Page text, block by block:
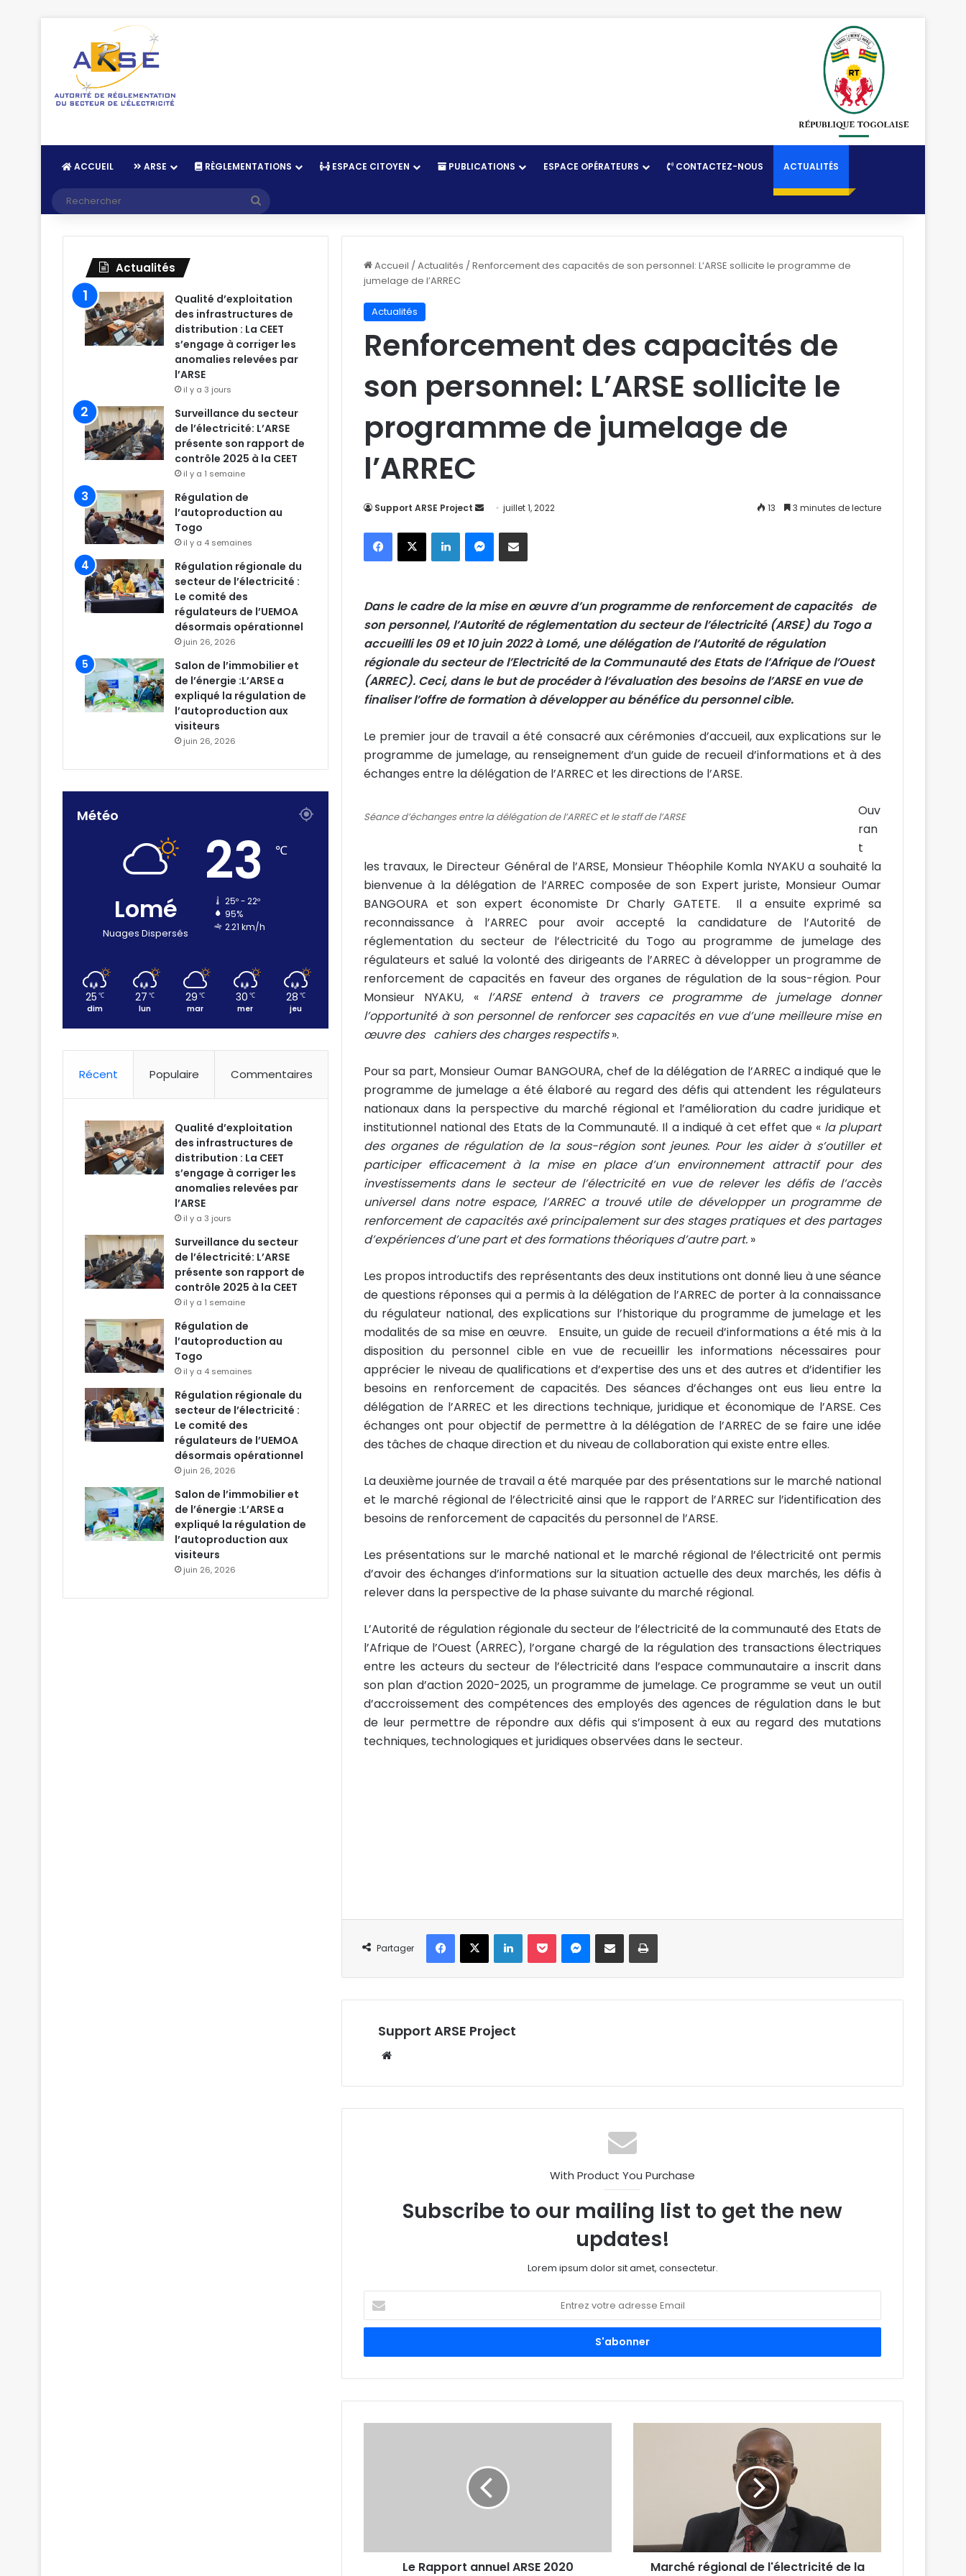
ACCUEIL ARSE RÈGLEMENTATIONS ESPACE CITOYEN PUBLICATIONS ESPACE OPÉRATEURS CONTACTEZ-NOUS ACTUALITÉS
Accueil /Actualités /Renforcement des capacités de son personnel: L’ARSE sollicite le programme de
jumelage de l’ARREC
Actualités
Renforcement des capacités de
son personnel: L’ARSE sollicite le
programme de jumelage de
l’ARREC
Support ARSE Project
v
o
r
u
n
c
o
u
r
i
e
juillet 1, 2022 13 3 minutes de lecture
X Linkedin
Dans le cadre de la mise en œuvre d’un programme de renforcement de capacités de
son personnel, l’Autorité de réglementation du secteur de l’électricité (ARSE) du Togo a
accueilli les 09 et 10 juin 2022 à Lomé, une délégation de l’Autorité de régulation
régionale du secteur de l’Electricité de la Communauté des Etats de l’Afrique de l’Ouest
(ARREC). Ceci, dans le but de procéder à l’évaluation des besoins de l’ARSE en vue de
finaliser l’offre de formation à développer au bénéfice du personnel cible.
Le premier jour de travail a été consacré aux cérémonies d’accueil, aux explications sur le
programme de jumelage, au renseignement d’un guide de recueil d’informations et à des
échanges entre la délégation de l’ARREC et les directions de l’ARSE.
Séance d’échanges entre la délégation de l’ARREC et le staff de l’ARSE
Ouv
ran
t
les travaux, le Directeur Général de l’ARSE, Monsieur Théophile Komla NYAKU a souhaité la
bienvenue à la délégation de l’ARREC composée de son Expert juriste, Monsieur Oumar
BANGOURA et son expert économiste Dr Charly GATETE. Il a ensuite exprimé sa
reconnaissance à l’ARREC pour avoir accepté la candidature de l’Autorité de
réglementation du secteur de l’électricité du Togo au programme de jumelage des
régulateurs et salué la volonté des dirigeants de l’ARREC à développer un programme de
renforcement de capacités en faveur des organes de régulation de la sous-région. Pour
Monsieur NYAKU, « l’ARSE entend à travers ce programme de jumelage donner
l’opportunité à son personnel de renforcer ses capacités en vue d’une meilleure mise en
œuvre des cahiers des charges respectifs».
Pour sa part, Monsieur Oumar BANGOURA, chef de la délégation de l’ARREC a indiqué que le
programme de jumelage a été élaboré au regard des défis qui attendent les régulateurs
nationaux dans la perspective du marché régional et l’amélioration du cadre juridique et
institutionnel national des Etats de la Communauté. Il a indiqué à cet effet que « la plupart
des organes de régulation de la sous-région sont jeunes. Pour les aider à s’outiller et
participer efficacement à la mise en place d’un environnement attractif pour des
investissements dans le secteur de l’électricité en vue de relever les défis de l’accès
universel dans notre espace, l’ARREC a trouvé utile de développer un programme de
renforcement de capacités axé principalement sur des stages pratiques et des partages
d’expériences d’une part et des formations théoriques d’autre part. »
Les propos introductifs des représentants des deux institutions ont donné lieu à une séance
de questions réponses qui a permis à la délégation de l’ARREC de porter à la connaissance
du régulateur national, des explications sur l’historique du programme de jumelage et les
modalités de sa mise en œuvre. Ensuite, un guide de recueil d’informations a été mis à la
disposition du personnel cible en vue de recueillir les informations nécessaires pour
apprécier le niveau de qualifications et d’expertise des uns et des autres et d’identifier les
besoins en renforcement de capacités. Des séances d’échanges ont eus lieu entre la
délégation de l’ARREC et les directions technique, juridique et économique de l’ARSE. Ces
échanges ont pour objectif de permettre à la délégation de l’ARREC de se faire une idée
des tâches de chaque direction et du niveau de collaboration qui existe entre elles.
La deuxième journée de travail a été marquée par des présentations sur le marché national
et le marché régional de l’électricité ainsi que le rapport de l’ARREC sur l’identification des
besoins de renforcement de capacités du personnel de l’ARSE.
Les présentations sur le marché national et le marché régional de l’électricité ont permis
d’avoir des échanges d’informations sur la situation actuelle des deux marchés, les défis à
relever dans la perspective de la phase suivante du marché régional.
L’Autorité de régulation régionale du secteur de l’électricité de la communauté des Etats de
l’Afrique de l’Ouest (ARREC), l’organe chargé de la régulation des transactions électriques
entre les acteurs du secteur de l’électricité dans l’espace communautaire a inscrit dans
son plan d’action 2020-2025, un programme de jumelage. Ce programme se veut un outil
d’accroissement des compétences des employés des agences de régulation dans le but
de leur permettre de répondre aux défis qui s’imposent à eux au regard des mutations
techniques, technologiques et juridiques observées dans le secteur.
Partager
X Linkedin
Support ARSE Project
sit
e
With Product You Purchase
Subscribe to our mailing list to get the new
updates!
Lorem ipsum dolor sit amet, consectetur.
t
e
o
e
Le Rapport annuel ARSE 2020
Marché régional de l'électricité de la
Actualités
Qualité d’exploitation
des infrastructures de
distribution : La CEET
s’engage à corriger les
anomalies relevées par
l’ARSE
il y a 3 jours
Surveillance du secteur
de l’électricité: L’ARSE
présente son rapport de
contrôle 2025 à la CEET
il y a 1 semaine
Régulation de
l’autoproduction au
Togo
il y a 4 semaines
Régulation régionale du
secteur de l’électricité :
Le comité des
régulateurs de l’UEMOA
désormais opérationnel
juin 26, 2026
Salon de l’immobilier et
de l’énergie :L’ARSE a
expliqué la régulation de
l’autoproduction aux
visiteurs
juin 26, 2026
Météo
Lomé
Nuages Dispersés
23 ℃
25º - 22º
95%
2.21 km/h
25 ℃
dim
27 ℃
lun
29 ℃
mar
30 ℃
mer
28 ℃
jeu
Récent Populaire Commentaires
Qualité d’exploitation
des infrastructures de
distribution : La CEET
s’engage à corriger les
anomalies relevées par
l’ARSE
il y a 3 jours
Surveillance du secteur
de l’électricité: L’ARSE
présente son rapport de
contrôle 2025 à la CEET
il y a 1 semaine
Régulation de
l’autoproduction au
Togo
il y a 4 semaines
Régulation régionale du
secteur de l’électricité :
Le comité des
régulateurs de l’UEMOA
désormais opérationnel
juin 26, 2026
Salon de l’immobilier et
de l’énergie :L’ARSE a
expliqué la régulation de
l’autoproduction aux
visiteurs
juin 26, 2026